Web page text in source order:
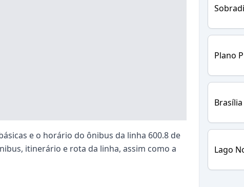
e o horário do ônibus da linha 600.8 de
itinerário e rota da linha, assim como a
Plano
Brasília
Lago